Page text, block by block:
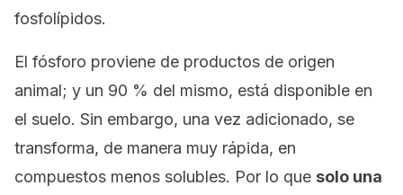
fosfolípidos.
El fósforo proviene de productos de origen
animal; y un 90 % del mismo, está disponible en
el suelo. Sin embargo, una vez adicionado, se
transforma, de manera muy rápida, en
compuestos menos solubles. Por lo que solo una